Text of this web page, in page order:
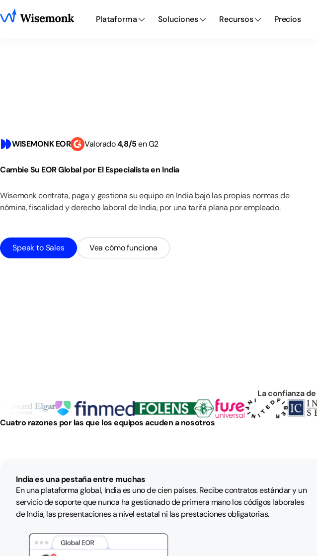
Plataforma Soluciones Recursos Precios
WISEMONK EOR Valorado4,8/5en G2
CambieSu EORGlobal por El Especialistaen India
Wisemonkcontrata, paga ygestionasuequipoen India bajo las propias normasde
nómina,fiscalidadyderecho laboral de India, por una tarifa plana porempleado.
Speak to Sales Vea cómo funciona
La confianza de
Cuatro razones por las que los equipos acuden a nosotros
India es una pestaña entre muchas
En una plataforma global, India es uno de cien países. Recibe contratos estándar y un
servicio de soporte que nunca ha gestionado de primera mano los códigos laborales
de India, las presentaciones a nivel estatal ni las prestaciones obligatorias.